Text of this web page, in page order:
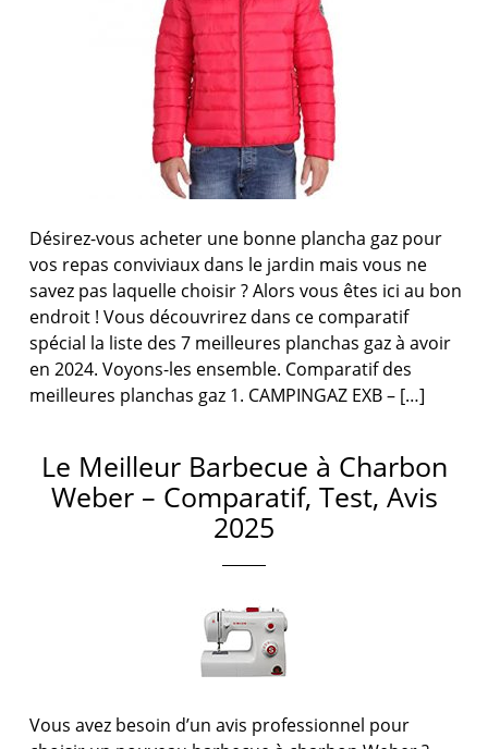
Désirez-vous acheter une bonne plancha gaz pour
vos repas conviviaux dans le jardin mais vous ne
savez pas laquelle choisir ? Alors vous êtes ici au bon
endroit ! Vous découvrirez dans ce comparatif
spécial la liste des 7 meilleures planchas gaz à avoir
en 2024. Voyons-les ensemble. Comparatif des
meilleures planchas gaz 1. CAMPINGAZ EXB – […]
Le Meilleur Barbecue à Charbon
Weber – Comparatif, Test, Avis
2025
Vous avez besoin d’un avis professionnel pour